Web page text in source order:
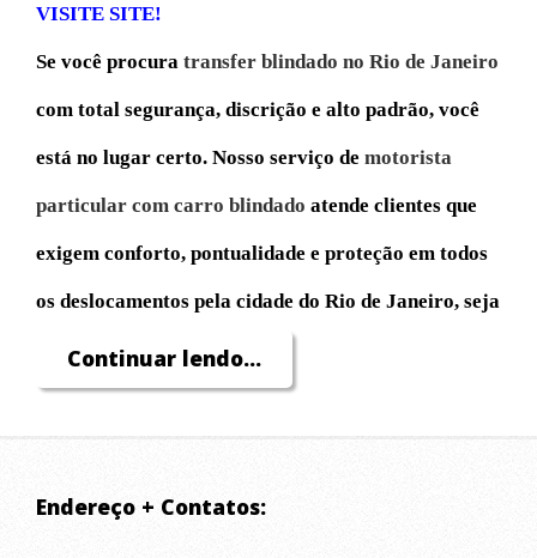
VISITE SITE!
Se você procura transfer blindado no Rio de Janeiro
com total segurança, discrição e alto padrão, você
está no lugar certo. Nosso serviço de motorista
particular com carro blindado atende clientes que
exigem conforto, pontualidade e proteção em todos
os deslocamentos pela cidade do Rio de Janeiro, seja
para compromissos profissionais, turismo, eventos
ou necessidades pessoais.
Continuar lendo...
Endereço + Contatos: